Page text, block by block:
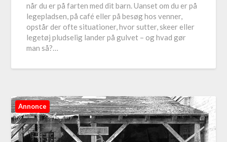
når du er på farten med dit barn. Uanset om du er på
legepladsen, på café eller på besøg hos venner,
opstår der ofte situationer, hvor sutter, skeer eller
legetøj pludselig lander på gulvet – og hvad gør
man så?…
Annonce